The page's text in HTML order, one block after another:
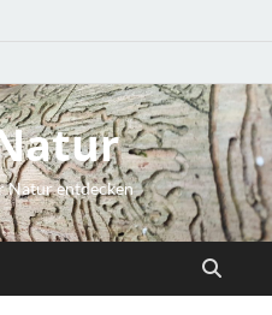
Natur entdecken